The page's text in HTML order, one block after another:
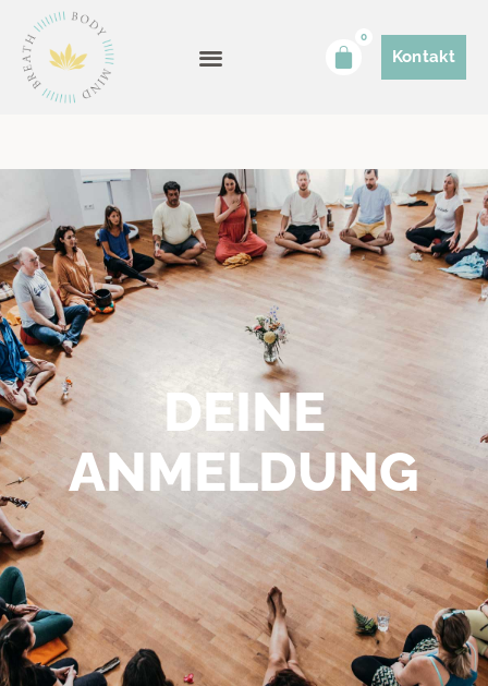
0
Kontakt
DEINE
ANMELDUNG